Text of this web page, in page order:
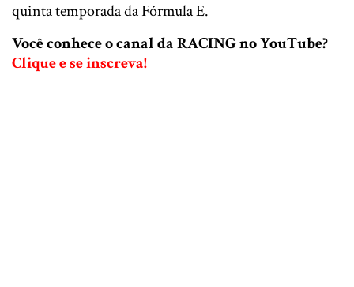
quinta temporada da Fórmula E.
Você conhece o canal da RACING no YouTube?
Clique e se inscreva!